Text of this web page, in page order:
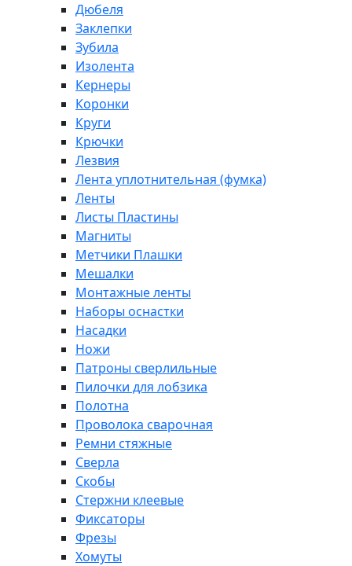
Дюбеля
Заклепки
Зубила
Изолента
Кернеры
Коронки
Круги
Крючки
Лезвия
Лента уплотнительная (фумка)
Ленты
Листы Пластины
Магниты
Метчики Плашки
Мешалки
Монтажные ленты
Наборы оснастки
Насадки
Ножи
Патроны сверлильные
Пилочки для лобзика
Полотна
Проволока сварочная
Ремни стяжные
Сверла
Скобы
Стержни клеевые
Фиксаторы
Фрезы
Хомуты